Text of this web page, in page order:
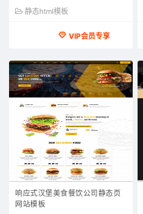
静态html模板
VIP会员专享
响应式汉堡美食餐饮公司静态页
网站模板